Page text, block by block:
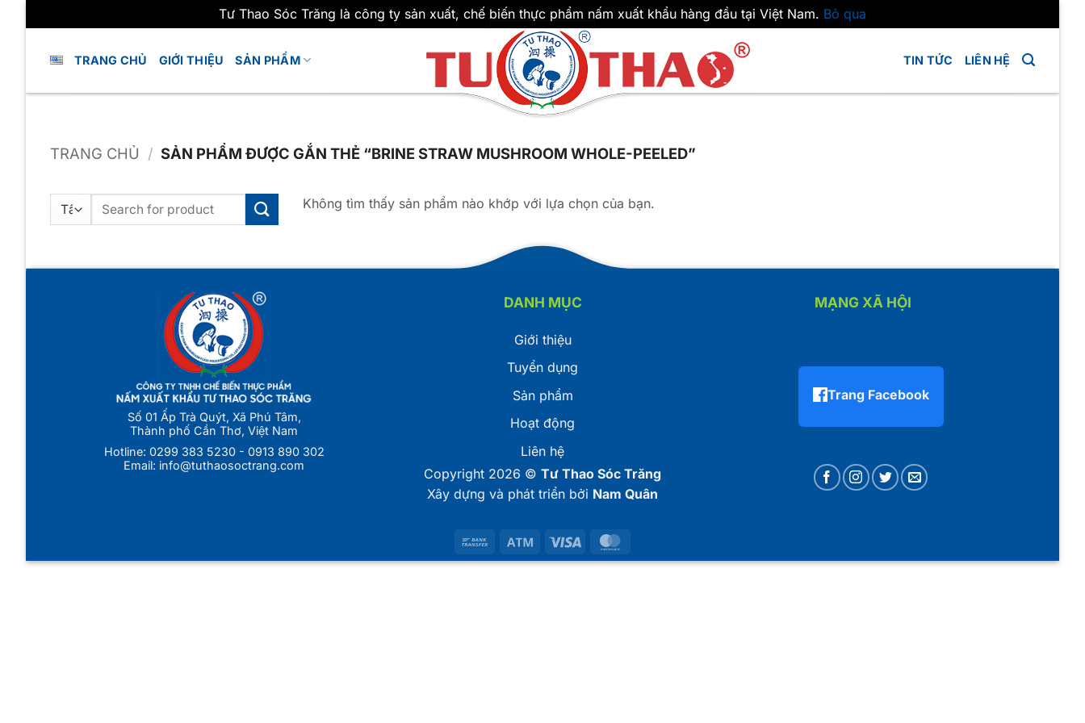
Tư Thao Sóc Trăng là công ty sản xuất, chế biến thực phẩm nấm xuất khẩu hàng đầu tại Việt Nam. Bỏ qua
dung
TRANG CHỦ GIỚI THIỆU SẢN PHẨM TIN TỨC LIÊN HỆ
TRANG CHỦ / SẢN PHẨM ĐƯỢC GẮN THẺ “BRINE STRAW MUSHROOM WHOLE-PEELED”
Tìm
Không tìm thấy sản phẩm nào khớp với lựa chọn của bạn.
Số 01 Ấp Trà Quýt, Xã Phú Tâm,
Thành phố Cần Thơ, Việt Nam
Hotline: 0299 383 5230- 0913 890 302
Email: info@tuthaosoctrang.com
DANH MỤC
Giới thiệu
Tuyển dụng
Sản phẩm
Hoạt động
Liên hệ
MẠNG XÃ HỘI
Trang Facebook
Copyright 2026 © Tư Thao Sóc Trăng
Xây dựng và phát triển bởi Nam Quân
Bank
Transfer
Atm Visa